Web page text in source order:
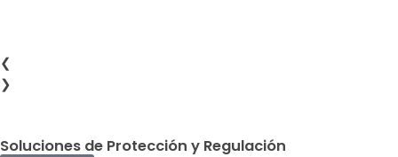
❮
❯
Soluciones de Protección y Regulación